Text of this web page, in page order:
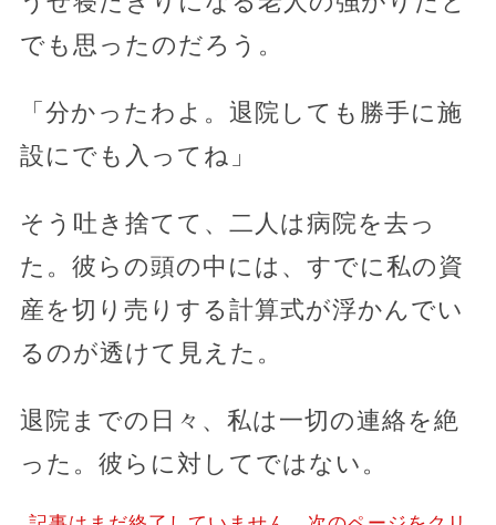
でも思ったのだろう。
「分かったわよ。退院しても勝手に施
設にでも入ってね」
そう吐き捨てて、二人は病院を去っ
た。彼らの頭の中には、すでに私の資
産を切り売りする計算式が浮かんでい
るのが透けて見えた。
退院までの日々、私は一切の連絡を絶
った。彼らに対してではない。